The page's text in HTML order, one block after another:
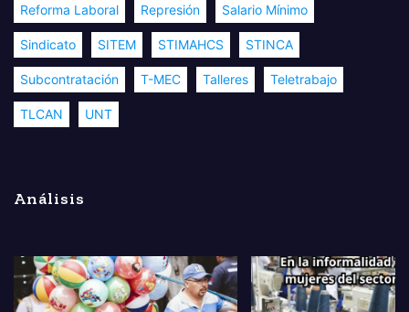
Reforma Laboral Represión Salario Mínimo
Sindicato SITEM STIMAHCS STINCA
Subcontratación T-MEC Talleres Teletrabajo
TLCAN UNT
Análisis